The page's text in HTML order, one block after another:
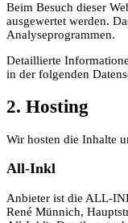
Beim Besuch dieser
ausgewertet werden.
Analyseprogrammen.
Detaillierte
in der folgenden
2. Hosting
Wir hosten die Inhalte
All-Inkl
Anbieter ist die ALL-
René Münnich,